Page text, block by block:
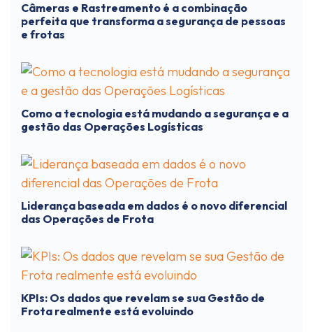
Câmeras e Rastreamento é a combinação
perfeita que transforma a segurança de pessoas
e frotas
Como a tecnologia está mudando a segurança e a
gestão das Operações Logísticas
Liderança baseada em dados é o novo diferencial
das Operações de Frota
KPIs: Os dados que revelam se sua Gestão de
Frota realmente está evoluindo